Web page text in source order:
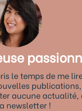
le temps de me
aucune
newsletter !